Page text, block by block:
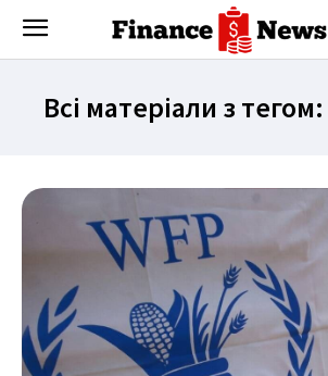
Всі матеріали з тегом: